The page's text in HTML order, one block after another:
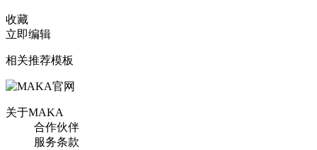
收藏
立即编辑
相关推荐模板
关于MAKA
合作伙伴
服务条款